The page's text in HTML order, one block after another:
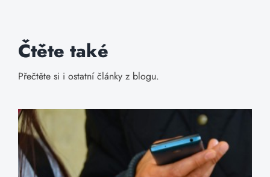
Čtěte také
Přečtěte si i ostatní články z blogu.